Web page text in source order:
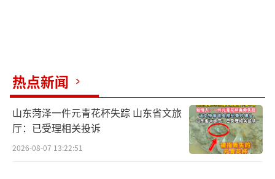
热点新闻
山东菏泽一件元青花杯失踪 山东省文旅
厅：已受理相关投诉
2026-08-07 13:22:51